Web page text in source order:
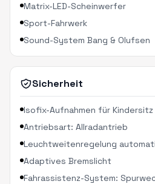
Matrix-LED-Scheinwerfer
Sport-Fahrwerk
Sound-System Bang & Olufsen
Sicherheit
Isofix-Aufnahmen für Kindersitz
Antriebsart: Allradantrieb
Leuchtweitenregelung
Adaptives Bremslicht
Fahrassistenz-System: